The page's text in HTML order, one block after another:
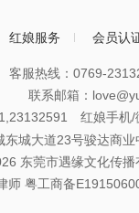
红娘服务 会员认
客服热线：0769-
联系邮箱：
红娘手机/
东城大道23号骏达商
东莞市遇缘文化传
师 粤工商备